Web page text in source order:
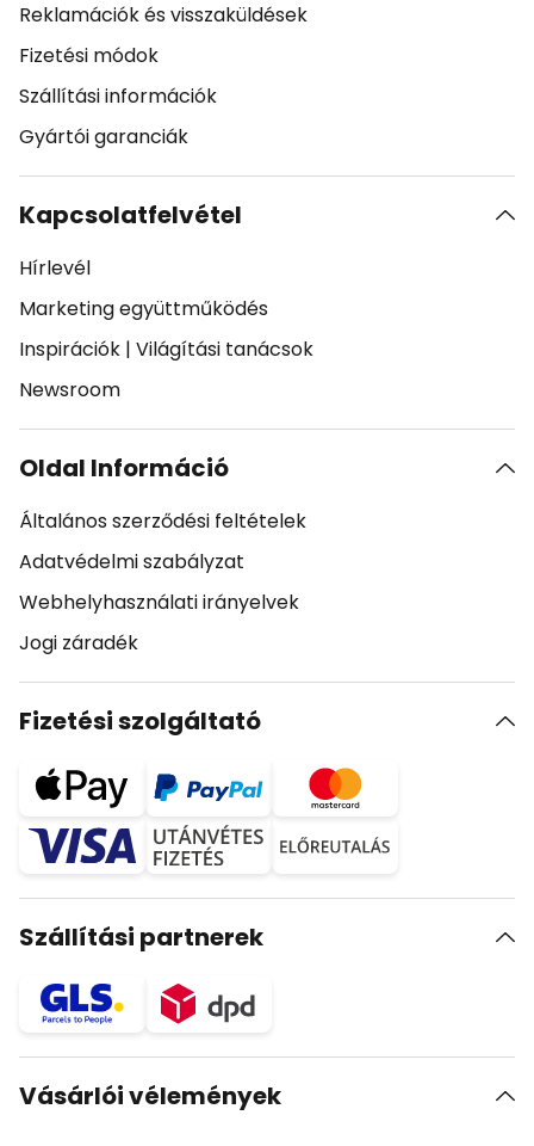
Reklamációk és visszaküldések
Fizetési módok
Szállítási információk
Gyártói garanciák
Kapcsolatfelvétel
Hírlevél
Marketing együttműködés
Inspirációk | Világítási tanácsok
Newsroom
Oldal Információ
Általános szerződési feltételek
Adatvédelmi szabályzat
Webhelyhasználati irányelvek
Jogi záradék
Fizetési szolgáltató
Szállítási partnerek
Vásárlói vélemények